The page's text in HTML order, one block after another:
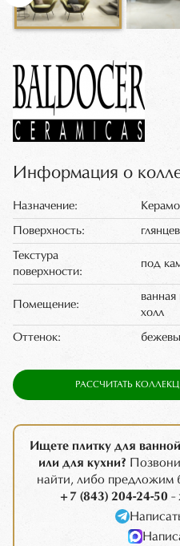
Информация о
Назначение:
Поверхность:
Текстура
поверхности:
под
Помещение:
холл
Оттенок:
РАССЧИТАТЬ
Ищете плитку для
или для кухни?
найти, либо предложим
+7 (843) 204-24-50 -